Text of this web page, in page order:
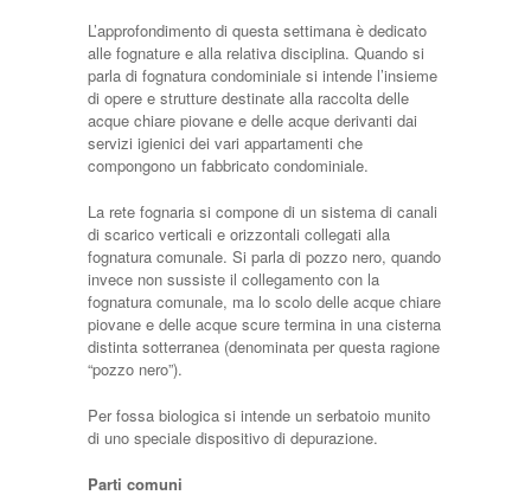
L’approfondimento di questa settimana è dedicato
alle fognature e alla relativa disciplina. Quando si
parla di fognatura condominiale si intende l’insieme
di opere e strutture destinate alla raccolta delle
acque chiare piovane e delle acque derivanti dai
servizi igienici dei vari appartamenti che
compongono un fabbricato condominiale.
La rete fognaria si compone di un sistema di canali
di scarico verticali e orizzontali collegati alla
fognatura comunale. Si parla di pozzo nero, quando
invece non sussiste il collegamento con la
fognatura comunale, ma lo scolo delle acque chiare
piovane e delle acque scure termina in una cisterna
distinta sotterranea (denominata per questa ragione
“pozzo nero”).
Per fossa biologica si intende un serbatoio munito
di uno speciale dispositivo di depurazione.
Parti comuni